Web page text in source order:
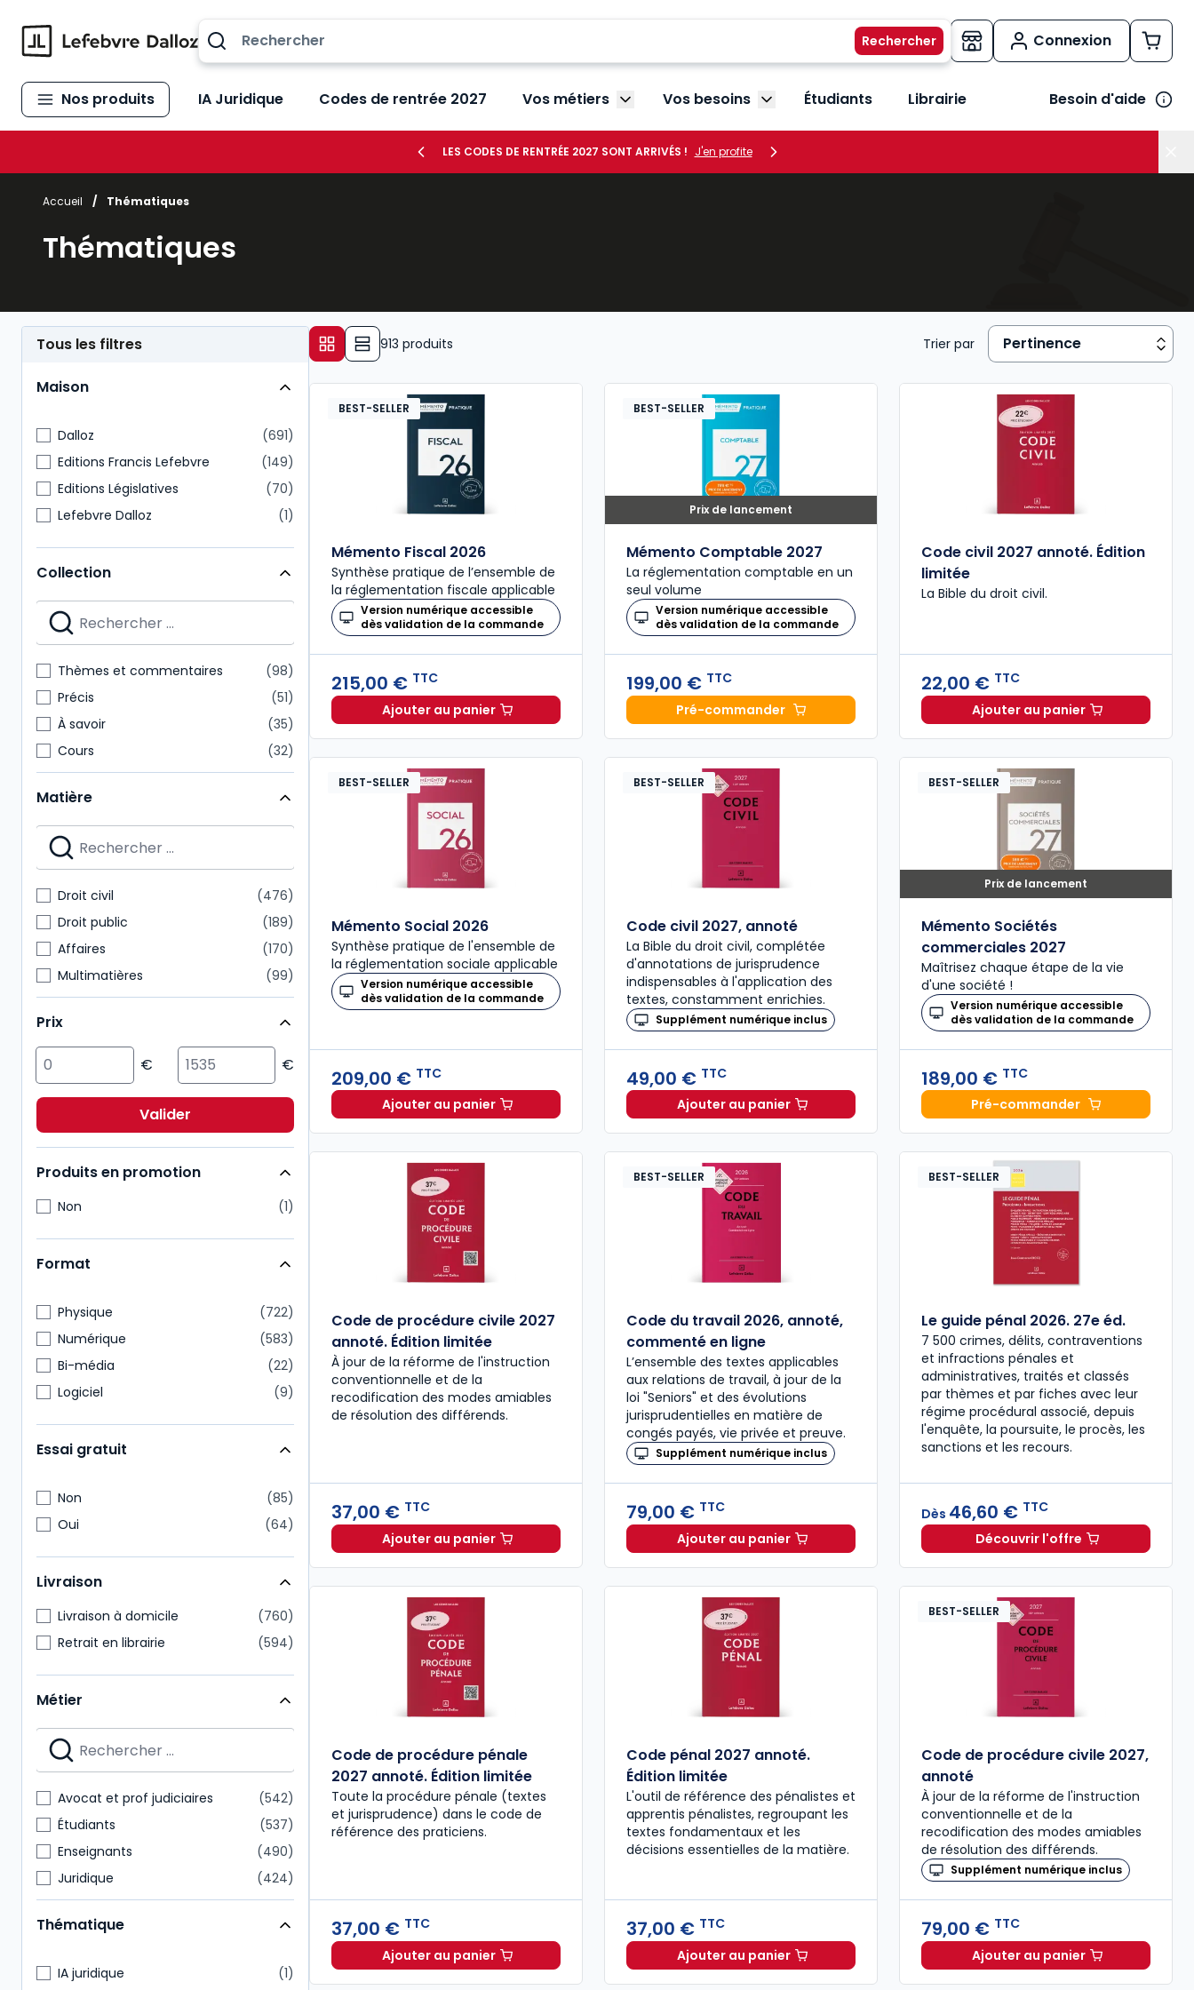
Connexion
Nos produits IA Juridique Codes de rentrée 2027 Vos métiers Afficher le sous-menu Vos métiers
Vos besoins Afficher le sous-menu Vos besoins
Étudiants Librairie Besoin d'aide
LES CODES DE RENTRÉE 2027 SONT ARRIVÉS ! J'en profite
Accueil / Thématiques
Thématiques
Tous les filtres
Maison
Dalloz
691
Editions Francis Lefebvre
149
Editions Législatives
70
Lefebvre Dalloz
1
Collection
Thèmes et commentaires
98
Précis
51
À savoir
35
Cours
32
Codes Dalloz Professionnels
29
Mémentos
28
Nouvelle Bibliothèque de Thèses
28
Dalloz Action
Matière
Droit civil
476
Droit public
189
Affaires
170
Multimatières
99
Social
99
Sciences politiques et sociales
98
92
Fiscal
85
Immobilier
54
Prix
Valider
Produits en promotion
Non 1
Format
Physique
722
Numérique
583
Bi-média
22
Logiciel
9
Essai gratuit
Non
85
Oui
64
Livraison
Livraison à domicile
760
Retrait en librairie
594
Métier
Avocat et prof judiciaires
542
Étudiants
537
Enseignants
490
Juridique
424
Notaire
218
Expert-comptable
175
Commissaire aux comptes
151
Thématique
IA juridique 1
913 produits Trier par
BEST-SELLER
Mémento Fiscal 2026
Synthèse pratique de l’ensemble de
la réglementation fiscale applicable
Version numérique accessible
dès validation de la commande
215,00 € TTC
Ajouter au panierMémento Fiscal 2026 à 215,00 € TTC
Prix de lancement
BEST-SELLER
Mémento Comptable 2027
La réglementation comptable en un
seul volume
Version numérique accessible
dès validation de la commande
199,00 € TTC
Pré-commanderMémento Comptable 2027 à 199,00 € TTC
Code civil 2027 annoté. Édition
limitée
La Bible du droit civil.
22,00 € TTC
Ajouter au panierCode civil 2027 annoté.
BEST-SELLER
Mémento Social 2026
Synthèse pratique de l'ensemble de
la réglementation sociale applicable
Version numérique accessible
dès validation de la commande
209,00 € TTC
Ajouter au panierMémento Social 2026 à 209,00 € TTC
BEST-SELLER
Code civil 2027, annoté
La Bible du droit civil, complétée
d'annotations de jurisprudence
indispensables à l'application des
textes, constamment enrichies.
Supplément numérique inclus
49,00 € TTC
Ajouter au panierCode civil 2027, annoté à 49,00 € TTC
Prix de lancement
BEST-SELLER
Mémento Sociétés
commerciales 2027
Maîtrisez chaque étape de la vie
d'une société !
Version numérique accessible
dès validation de la commande
189,00 € TTC
Pré-commanderMémento Sociétés
Code de procédure civile 2027
annoté. Édition limitée
À jour de la réforme de l'instruction
conventionnelle et de la
recodification des modes amiables
de résolution des différends.
37,00 € TTC
Ajouter au panierCode de procédure civile 2027 annoté. Édition limitée à 37,00 € TTC
BEST-SELLER
Code du travail 2026, annoté,
commenté en ligne
L’ensemble des textes applicables
aux relations de travail, à jour de la
loi "Seniors" et des évolutions
jurisprudentielles en matière de
congés payés, vie privée et preuve.
Supplément numérique inclus
79,00 € TTC
Ajouter au panierCode du travail 2026, annoté, commenté en ligne à 79,00 € TTC
BEST-SELLER
Le guide pénal 2026. 27e éd.
7 500 crimes, délits, contraventions
et infractions pénales et
administratives, traités et classés
par thèmes et par fiches avec leur
régime procédural associé, depuis
l'enquête, la poursuite, le procès, les
sanctions et les recours.
Dès 46,60 € TTC
Découvrir l'offreLe guide pénal 2026.
Code de procédure pénale
2027 annoté. Édition limitée
Toute la procédure pénale (textes
et jurisprudence) dans le code de
référence des praticiens.
37,00 € TTC
Ajouter au panierCode de procédure pénale 2027 annoté. Édition limitée à 37,00 € TTC
Code pénal 2027 annoté.
Édition limitée
L'outil de référence des pénalistes et
apprentis pénalistes, regroupant les
textes fondamentaux et les
décisions essentielles de la matière.
37,00 € TTC
Ajouter au panierCode pénal 2027 annoté. Édition limitée à 37,00 € TTC
BEST-SELLER
Code de procédure civile 2027,
annoté
À jour de la réforme de l'instruction
conventionnelle et de la
recodification des modes amiables
de résolution des différends.
Supplément numérique inclus
79,00 € TTC
Ajouter au panierCode de procédure